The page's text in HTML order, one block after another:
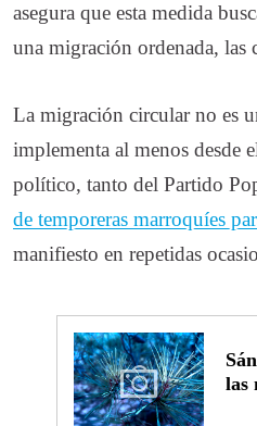
asegura que esta medida
una migración ordenada, las
La migración circular no es
implementa al menos
político, tanto del Partido
de temporeras marroquíes
manifiesto en repetidas
las